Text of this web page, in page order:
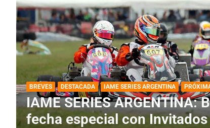
DESTACADA IAME SERIES ARGENTINA
IAME SERIES ARGENTINA:
fecha con Invitados